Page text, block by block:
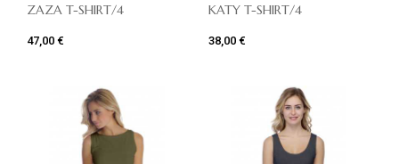
ZAZA T-SHIRT/4
47,00 €
KATY T-SHIRT/4
38,00 €